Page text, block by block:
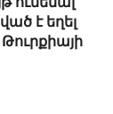
է եղել